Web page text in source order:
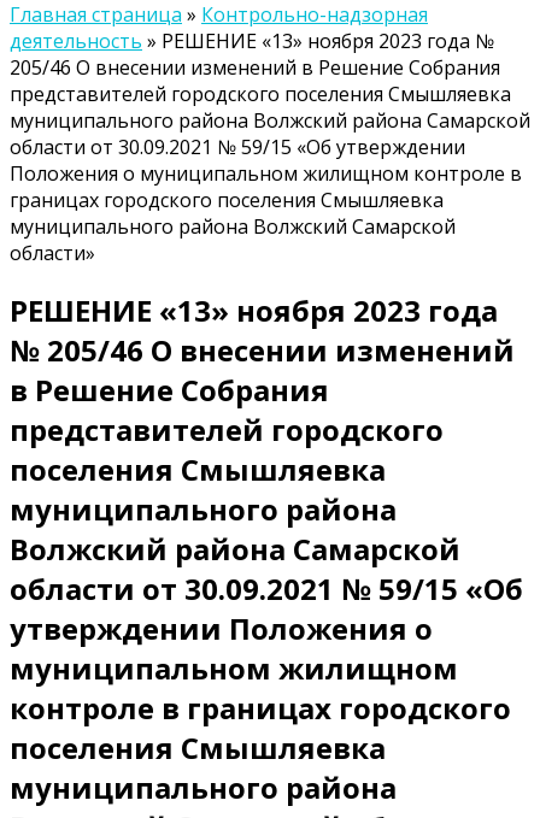
Главная страница » Контрольно-надзорная
деятельность » РЕШЕНИЕ «13» ноября 2023 года №
205/46 О внесении изменений в Решение Собрания
представителей городского поселения Смышляевка
муниципального района Волжский района Самарской
области от 30.09.2021 № 59/15 «Об утверждении
Положения о муниципальном жилищном контроле в
границах городского поселения Смышляевка
муниципального района Волжский Самарской
области»
РЕШЕНИЕ «13» ноября 2023 года
№ 205/46 О внесении изменений
в Решение Собрания
представителей городского
поселения Смышляевка
муниципального района
Волжский района Самарской
области от 30.09.2021 № 59/15 «Об
утверждении Положения о
муниципальном жилищном
контроле в границах городского
поселения Смышляевка
муниципального района